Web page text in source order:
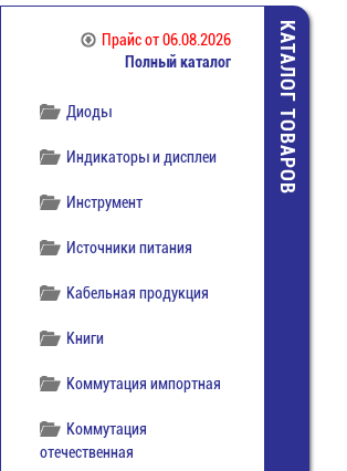
Прайсот 06.08.2026
Полный каталог
Диоды
Индикаторы и дисплеи
Инструмент
Источники питания
Кабельная продукция
Книги
Коммутация импортная
Коммутация
отечественная
КАТАЛОГ ТОВАРОВ